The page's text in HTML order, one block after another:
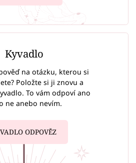
Kyvadlo
na otázku, kterou si
Položte si ji znovu a
To vám odpoví ano
ne anebo nevím.
ODPOVĚZ